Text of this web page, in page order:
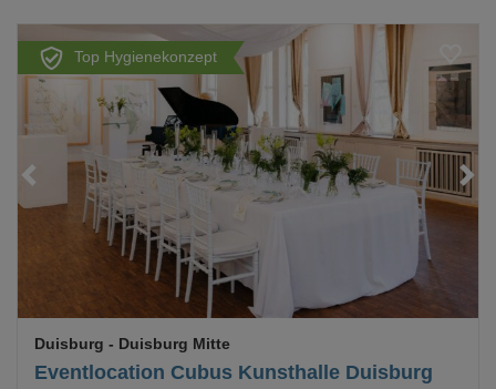
Top Hygienekonzept
Loading...
Eventlocation Cubus Kunsthalle Duisburg
Duisburg - Duisburg Mitte